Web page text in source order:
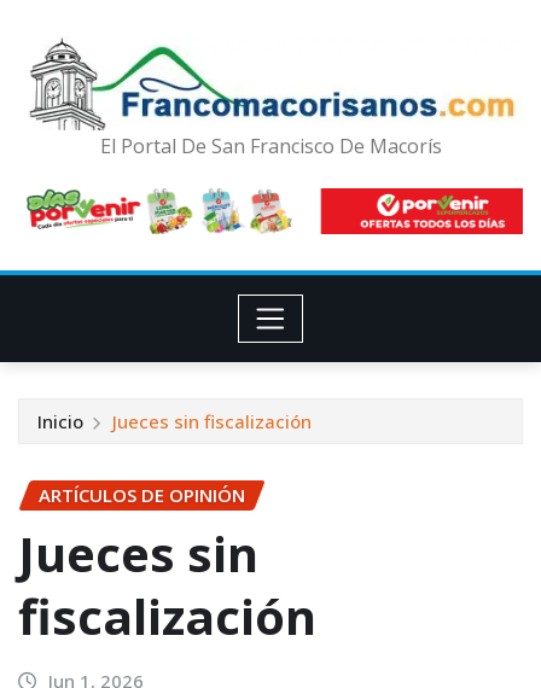
El Portal De San Francisco De Macorís
Inicio Jueces sin fiscalización
ARTÍCULOS DE OPINIÓN
Jueces sin
fiscalización
Jun 1, 2026